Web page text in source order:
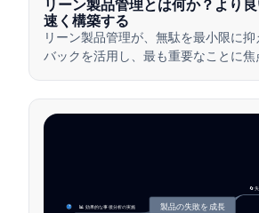
リーン製品管理とは何か？より
速く構築する
リーン製品管理が、無駄を最小限に
バックを活用し、最も重要なことに焦
🔄
📊 効果的な事後分析の実施
7
製品の失敗を成長